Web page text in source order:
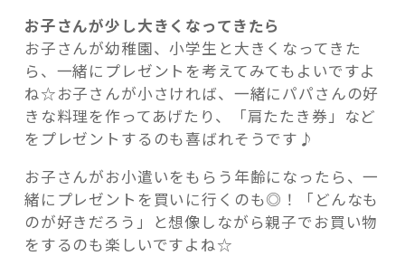
お子さんが少し大きくなってきたら
お子さんが幼稚園、小学生と大きくなってきた
ら、一緒にプレゼントを考えてみてもよいですよ
ね☆お子さんが小さければ、一緒にパパさんの好
きな料理を作ってあげたり、「肩たたき券」など
をプレゼントするのも喜ばれそうです♪
お子さんがお小遣いをもらう年齢になったら、一
緒にプレゼントを買いに行くのも◎！「どんなも
のが好きだろう」と想像しながら親子でお買い物
をするのも楽しいですよね☆